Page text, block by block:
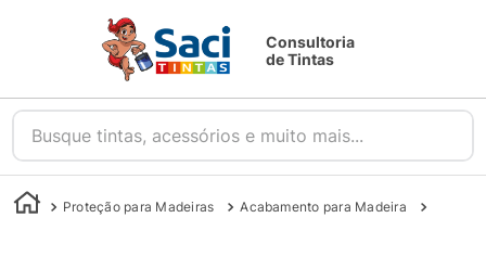
Consultoria
de Tintas
Busque tintas, acessórios e muito mais...
Proteção para Madeiras Acabamento para Madeira